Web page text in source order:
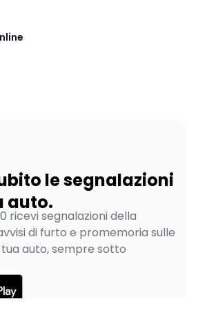
le segnalazioni
auto.
ricevi segnalazioni della
di furto e promemoria sulle
tua auto, sempre sotto